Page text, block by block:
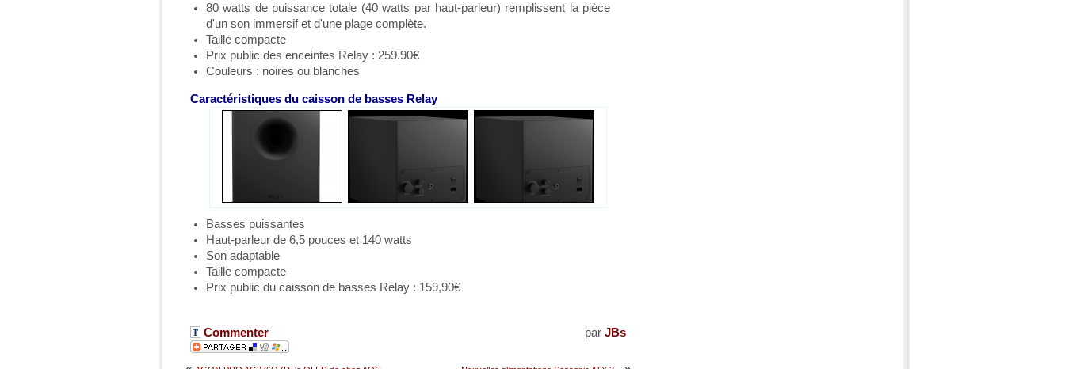
80 watts de puissance totale (40 watts par haut-parleur) remplissent la pièce
d'un son immersif et d'une plage complète.
Taille compacte
Prix public des enceintes Relay : 259.90€
Couleurs : noires ou blanches
Caractéristiques du caisson de basses Relay
Basses puissantes
Haut-parleur de 6,5 pouces et 140 watts
Son adaptable
Taille compacte
Prix public du caisson de basses Relay : 159,90€
par JBs
Commenter